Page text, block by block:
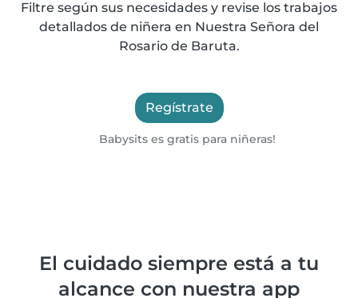
Filtre según sus necesidades y revise los trabajos
detallados de niñera en Nuestra Señora del
Rosario de Baruta.
Regístrate
Babysits es gratis para niñeras!
El cuidado siempre está a tu
alcance con nuestra app